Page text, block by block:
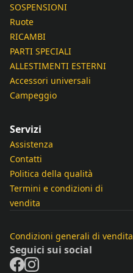
SOSPENSIONI
Ruote
RICAMBI
PARTI SPECIALI
ALLESTIMENTI ESTERNI
Accessori universali
Campeggio
Servizi
Assistenza
Contatti
Politica della qualità
Termini e condizioni di
vendita
Condizioni generali di vendita
Seguici sui social